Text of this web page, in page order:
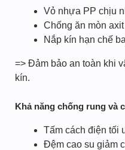
Vỏ nhựa PP chịu
Chống ăn mòn axit
Nắp kín hạn chế
=> Đảm bảo an toàn khi
kín.
Khả năng chống rung và
Tấm cách điện tối
Đệm cao su giảm